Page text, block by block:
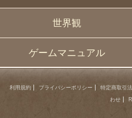
世界観
ゲームマニュアル
利用規約 プライバシーポリシー 特定商取引
わせ